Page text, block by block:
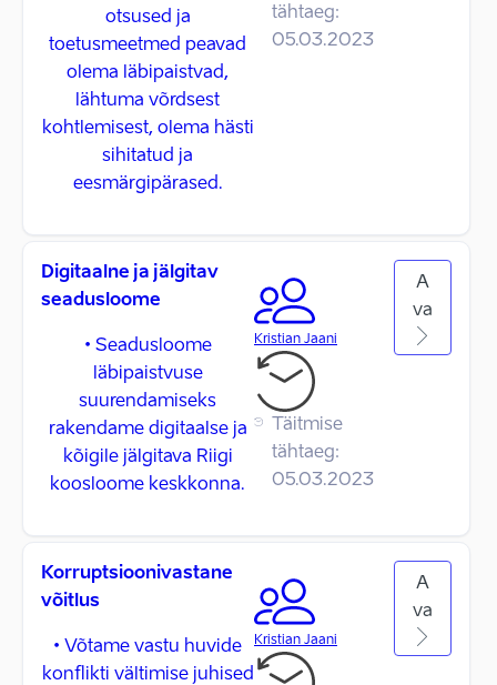
otsused ja
toetusmeetmed peavad
olema läbipaistvad,
lähtuma võrdsest
kohtlemisest, olema hästi
sihitatud ja
eesmärgipärased.
tähtaeg:
05.03.2023
Digitaalne ja jälgitav
seadusloome
• Seadusloome
läbipaistvuse
suurendamiseks
rakendame digitaalse ja
kõigile jälgitava Riigi
koosloome keskkonna.
Kristian Jaani
Täitmise
tähtaeg:
05.03.2023
A
va
Korruptsioonivastane
võitlus
• Võtame vastu huvide
konflikti vältimise juhised
Kristian Jaani
A
va